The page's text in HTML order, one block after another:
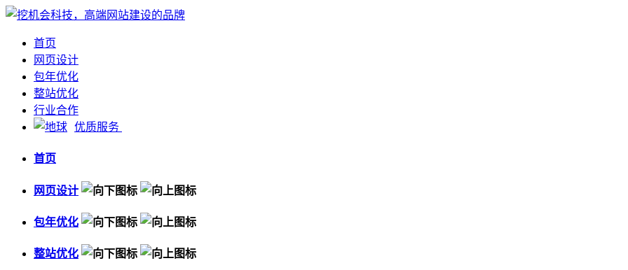
首页
网页设计
包年优化
整站优化
行业合作
优质服务
首页
网页设计
包年优化
整站优化